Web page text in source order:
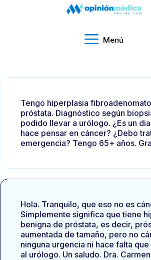
Menú
Tengo hiperplasia
próstata. Diagnóstico según
podido llevar a urólogo. ¿Es un
hace pensar en cáncer? ¿Debo
emergencia? Tengo 65+ años.
Hola. Tranquilo, que eso no es
Simplemente significa que tiene
benigna de próstata, es decir,
aumentada de tamaño, pero no
ninguna urgencia ni hace falta
al urólogo. Un saludo. Dra.